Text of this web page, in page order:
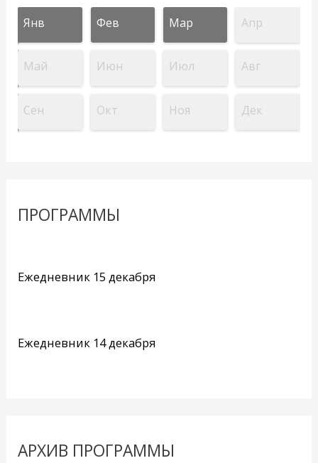
Янв Фев Мар Апр
Май Июн Июл Авг
Сен Окт Ноя Дек
ПРОГРАММЫ
Ежедневник 15 декабря
Ежедневник 14 декабря
АРХИВ ПРОГРАММЫ